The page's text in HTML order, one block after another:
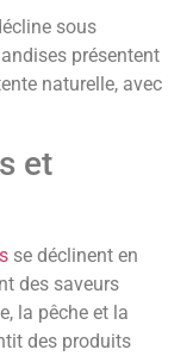
sous
présentent
naturelle, avec
et
se déclinent en
des saveurs
la pêche et la
des produits